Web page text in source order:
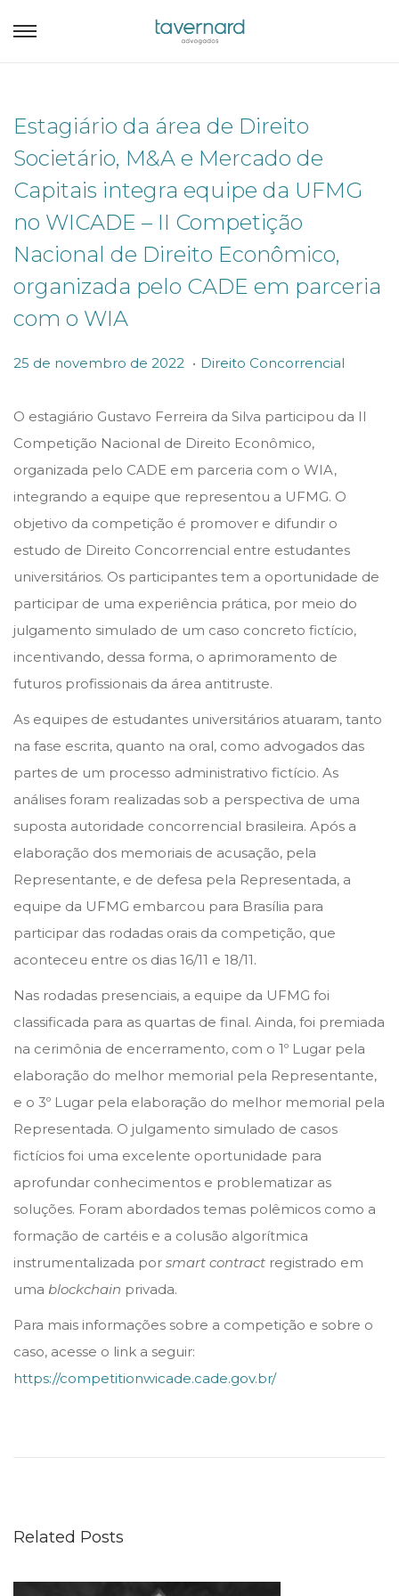
Estagiário da área de Direito
Societário, M&A e Mercado de
Capitais integra equipe da UFMG
no WICADE – II Competição
Nacional de Direito Econômico,
organizada pelo CADE em parceria
com o WIA
P
s
t
e
d
o
n
25 de novembro de 2022 2
d
e
n
o
v
e
m
b
r
o
d
. P
s
t
e
d
i
n
Direito Concorrencial
O estagiário Gustavo Ferreira da Silva participou da II
Competição Nacional de Direito Econômico,
organizada pelo CADE em parceria com o WIA,
integrando a equipe que representou a UFMG. O
objetivo da competição é promover e difundir o
estudo de Direito Concorrencial entre estudantes
universitários. Os participantes tem a oportunidade de
participar de uma experiência prática, por meio do
julgamento simulado de um caso concreto fictício,
incentivando, dessa forma, o aprimoramento de
futuros profissionais da área antitruste.
As equipes de estudantes universitários atuaram, tanto
na fase escrita, quanto na oral, como advogados das
partes de um processo administrativo fictício. As
análises foram realizadas sob a perspectiva de uma
suposta autoridade concorrencial brasileira. Após a
elaboração dos memoriais de acusação, pela
Representante, e de defesa pela Representada, a
equipe da UFMG embarcou para Brasília para
participar das rodadas orais da competição, que
aconteceu entre os dias 16/11 e 18/11.
Nas rodadas presenciais, a equipe da UFMG foi
classificada para as quartas de final. Ainda, foi premiada
na cerimônia de encerramento, com o 1º Lugar pela
elaboração do melhor memorial pela Representante,
e o 3º Lugar pela elaboração do melhor memorial pela
Representada. O julgamento simulado de casos
fictícios foi uma excelente oportunidade para
aprofundar conhecimentos e problematizar as
soluções. Foram abordados temas polêmicos como a
formação de cartéis e a colusão algorítmica
instrumentalizada por smart contract registrado em
uma blockchain privada.
Para mais informações sobre a competição e sobre o
caso, acesse o link a seguir:
https://competitionwicade.cade.gov.br/
p
Related Posts